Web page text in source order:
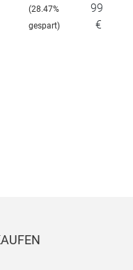
(28.47%
gespart)
md
99
€